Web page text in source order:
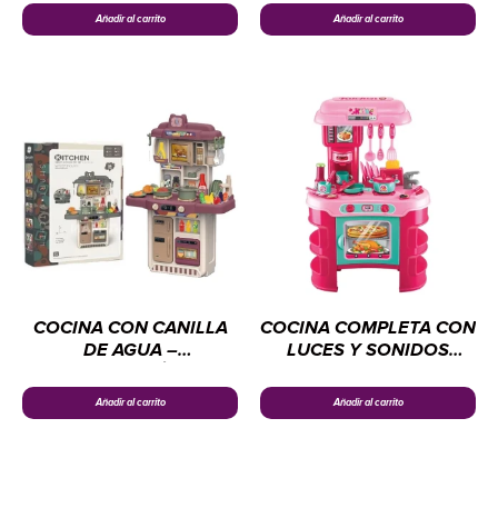
CHENGI
Añadir al carrito
CHENGI
Añadir al carrito
COCINA CON CANILLA
DE AGUA –
CHENGI
Añadir al carrito
COCINA COMPLETA CON
LUCES Y SONIDOS
ELECTRODOMÉSTICOS
CHENGI
Añadir al carrito